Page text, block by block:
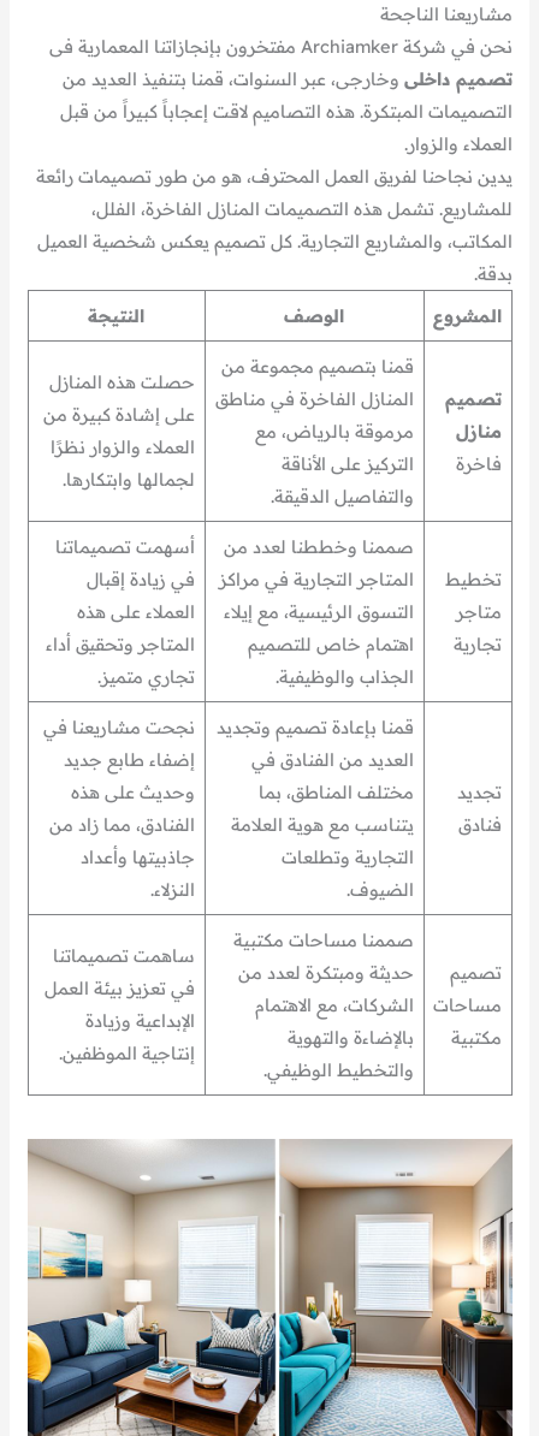
مشاريعنا الناجحة
نحن في شركة Archiamker مفتخرون بإنجازاتنا المعمارية فى
تصميم داخلى وخارجى، عبر السنوات، قمنا بتنفيذ العديد من
التصميمات المبتكرة. هذه التصاميم لاقت إعجاباً كبيراً من قبل
العملاء والزوار.
يدين نجاحنا لفريق العمل المحترف، هو من طور تصميمات رائعة
للمشاريع. تشمل هذه التصميمات المنازل الفاخرة، الفلل،
المكاتب، والمشاريع التجارية. كل تصميم يعكس شخصية العميل
بدقة.
المشروع
الوصف النتيجة
تصميم
منازل
فاخرة
قمنا بتصميم مجموعة من
المنازل الفاخرة في مناطق
مرموقة بالرياض، مع
التركيز على الأناقة
والتفاصيل الدقيقة.
حصلت هذه المنازل
على إشادة كبيرة من
العملاء والزوار نظرًا
لجمالها وابتكارها.
تخطيط
متاجر
تجارية
صممنا وخططنا لعدد من
المتاجر التجارية في مراكز
التسوق الرئيسية، مع إيلاء
اهتمام خاص للتصميم
الجذاب والوظيفية.
أسهمت تصميماتنا
في زيادة إقبال
العملاء على هذه
المتاجر وتحقيق أداء
تجاري متميز.
تجديد
فنادق
قمنا بإعادة تصميم وتجديد
العديد من الفنادق في
مختلف المناطق، بما
يتناسب مع هوية العلامة
التجارية وتطلعات
الضيوف.
نجحت مشاريعنا في
إضفاء طابع جديد
وحديث على هذه
الفنادق، مما زاد من
جاذبيتها وأعداد
النزلاء.
تصميم
مساحات
مكتبية
صممنا مساحات مكتبية
حديثة ومبتكرة لعدد من
الشركات، مع الاهتمام
بالإضاءة والتهوية
والتخطيط الوظيفي.
ساهمت تصميماتنا
في تعزيز بيئة العمل
الإبداعية وزيادة
إنتاجية الموظفين.